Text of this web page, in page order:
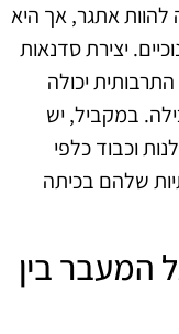
להוות אתגר, אך היא
יצירת סדנאות
יכולה
במקביל, יש
וכבוד כלפי
שלהם בכיתה
המעבר בין